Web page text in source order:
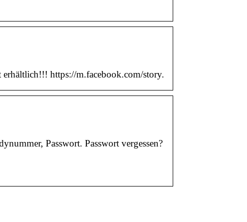
https://m.facebook.com/story.
Passwort. Passwort vergessen?